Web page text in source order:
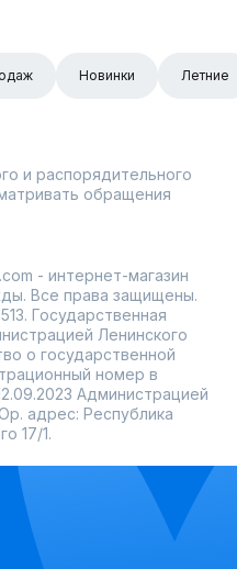
Новинки Летние
и распорядительного
обращения
- интернет-магазин
Все права защищены.
Государственная
Ленинского
о государственной
номер в
Администрацией
адрес: Республика
17/1.